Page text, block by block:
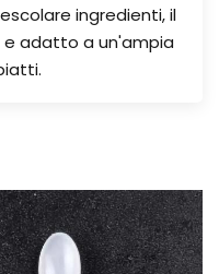
ingredienti, il
adatto a un'ampia